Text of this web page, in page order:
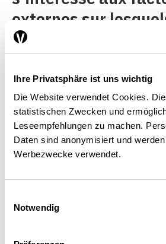
Ihre Privatsphäre ist uns wichtig
Die Website verwendet Cookies.
statistischen Zwecken und
Leseempfehlungen zu machen.
Daten sind anonymisiert und
Werbezwecke verwendet.
Notwendig
externes sur
entreprises
aucune influence et
est décisif pour
marché étranger.
entreprises
stratégie ou
sont favorables ou